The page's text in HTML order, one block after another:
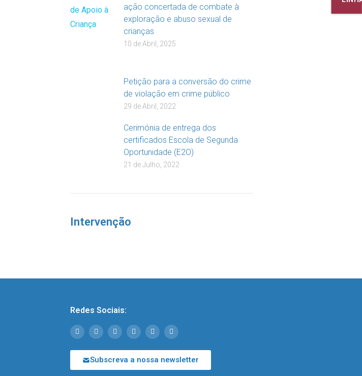
ação concertada de combate à
exploração e abuso sexual de
crianças
10 de Abril, 2025
Petição para a conversão do crime
de violação em crime público
29 de Abril, 2022
Cerimónia de entrega dos
certificados Escola de Segunda
Oportunidade (E2O)
21 de Julho, 2022
Intervenção
Redes Sociais:
Subscreva a nossa newsletter